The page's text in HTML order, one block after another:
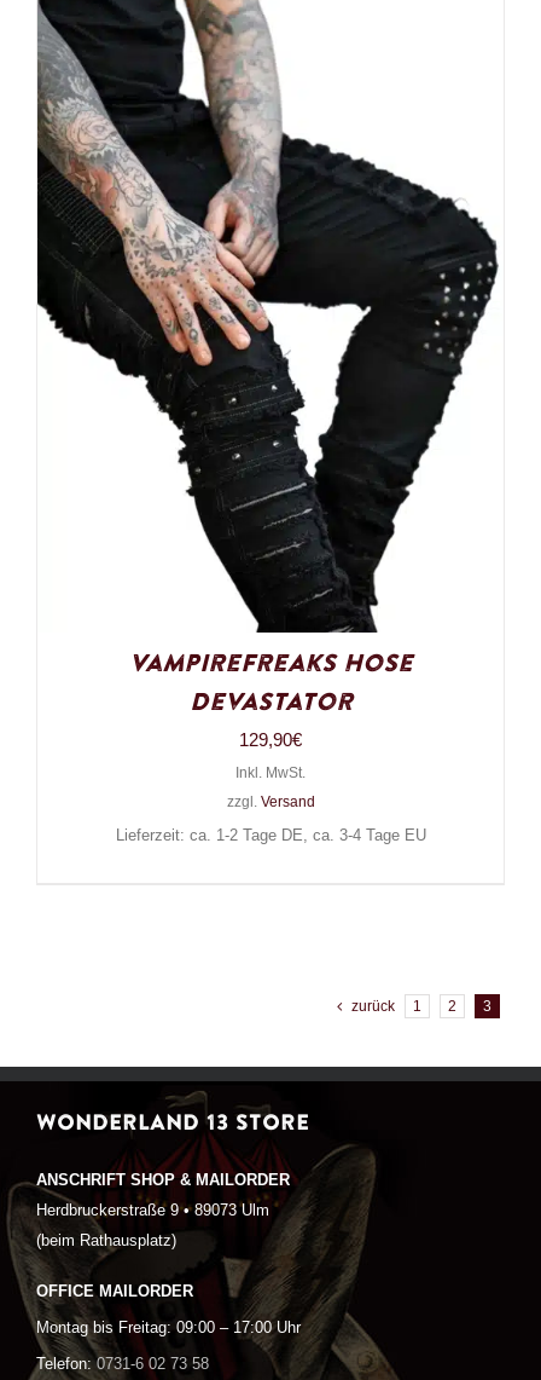
VampireFreaks Hose
Devastator
129,90€
Inkl. MwSt.
zzgl. Versand
Lieferzeit: ca. 1-2 Tage DE, ca. 3-4 Tage EU
zurück 1 2 3
WONDERLAND 13 STORE
ANSCHRIFT SHOP & MAILORDER
Herdbruckerstraße 9 • 89073 Ulm
(beim Rathausplatz)
OFFICE MAILORDER
Montag bis Freitag: 09:00 – 17:00 Uhr
Telefon: 0731-6 02 73 58